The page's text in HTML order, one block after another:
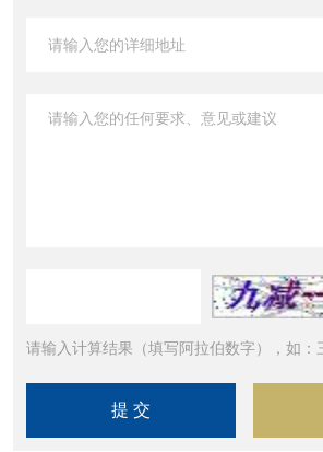
请输入计算结果（填写阿拉伯数字），如：